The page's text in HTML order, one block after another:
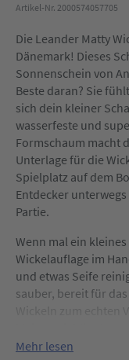
Artikel-Nr. 2000574057705
Die Leander Matty
Dänemark! Dieses
Sonnenschein von
Beste daran? Sie
sich dein kleiner
wasserfeste und
Formschaum macht
Unterlage für die
Spielplatz auf dem
Entdecker
Partie.
Wenn mal ein
Wickelauflage im
und etwas Seife
sauber, bereit für
Mehr lesen